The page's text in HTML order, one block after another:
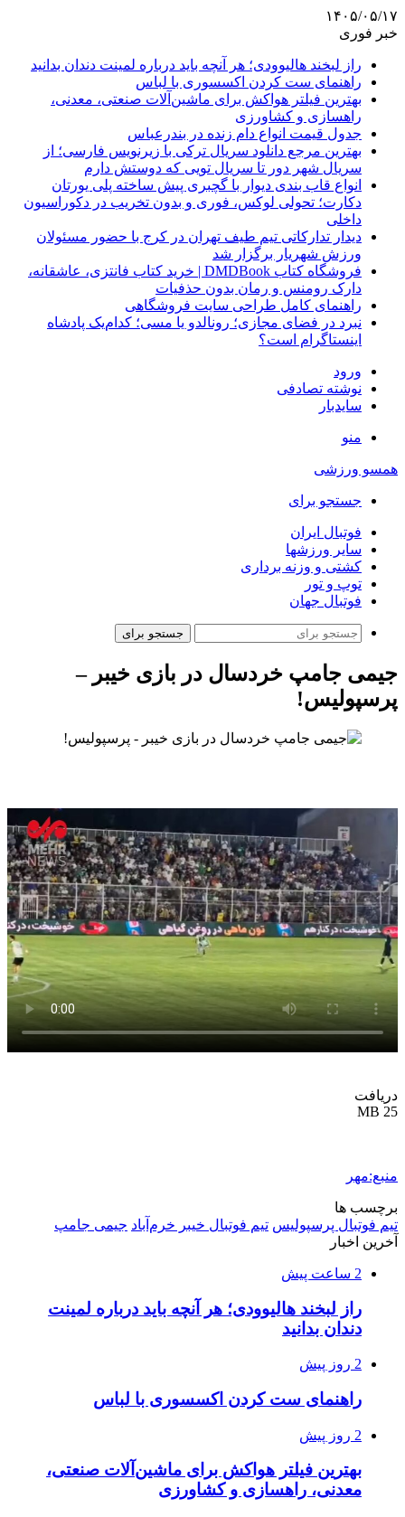
۱۴۰۵/۰۵/۱۷
خبر فوری
راز لبخند هالیوودی؛ هر آنچه باید درباره لمینت دندان بدانید
راهنمای ست کردن اکسسوری با لباس
بهترین فیلتر هواکش برای ماشین‌آلات صنعتی، معدنی،
راهسازی و کشاورزی
جدول قیمت انواع دام زنده در بندرعباس
بهترین مرجع دانلود سریال ترکی با زیرنویس فارسی؛ از
سریال شهر دور تا سریال تویی که دوستش دارم
انواع قاب بندی دیوار با گچبری پیش ساخته پلی یورتان
دکارت؛ تحولی لوکس، فوری و بدون تخریب در دکوراسیون
داخلی
دیدار تدارکاتی تیم طیف تهران در کرج با حضور مسئولان
ورزش شهریار برگزار شد
فروشگاه کتاب DMDBook | خرید کتاب فانتزی، عاشقانه،
دارک رومنس و رمان بدون حذفیات
راهنمای کامل طراحی سایت فروشگاهی
نبرد در فضای مجازی؛ رونالدو یا مسی؛ کدام‌یک پادشاه
اینستاگرام است؟
ورود
نوشته تصادفی
سایدبار
منو
همسو ورزشی
جستجو برای
فوتبال ایران
سایر ورزشها
کشتی و وزنه برداری
توپ و تور
فوتبال جهان
جستجو برای
جیمی جامپ خردسال در بازی خیبر –
پرسپولیس!
دریافت
25 MB
منبع:مهر
برچسب ها
تیم فوتبال پرسپولیس تیم فوتبال خیبر خرم‌آباد جیمی جامپ
آخرین اخبار
2 ساعت پیش
راز لبخند هالیوودی؛ هر آنچه باید درباره لمینت
دندان بدانید
2 روز پیش
راهنمای ست کردن اکسسوری با لباس
2 روز پیش
بهترین فیلتر هواکش برای ماشین‌آلات صنعتی،
معدنی، راهسازی و کشاورزی